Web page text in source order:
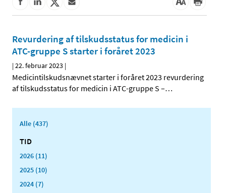
Revurdering af tilskudsstatus for medicin i
ATC-gruppe S starter i foråret 2023
|22. februar 2023 |
Medicintilskudsnævnet starter i foråret 2023 revurdering
af tilskudsstatus for medicin i ATC-gruppe S –…
Alle (437)
TID
2026 (11)
2025 (10)
2024 (7)